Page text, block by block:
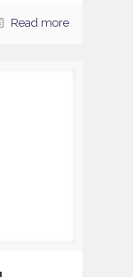
Read more